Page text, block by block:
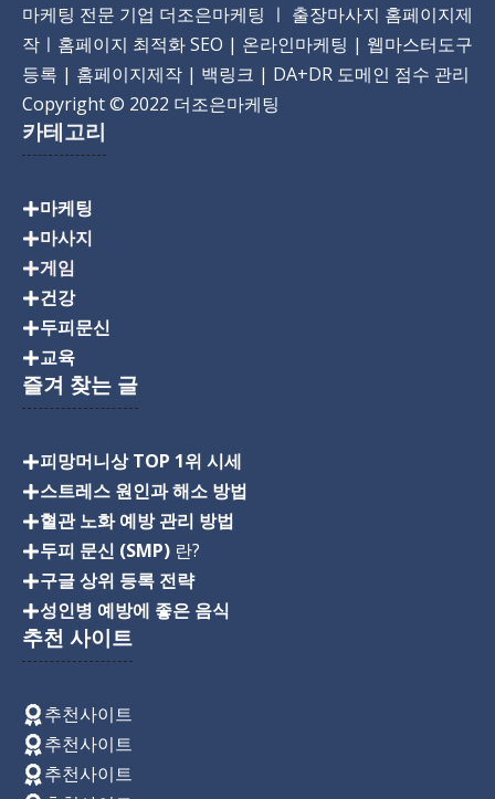
마케팅 전문 기업 더조은마케팅 ㅣ 출장마사지 홈페이지제
작ㅣ홈페이지 최적화 SEO | 온라인마케팅 | 웹마스터도구
등록 | 홈페이지제작 | 백링크 | DA+DR 도메인 점수 관리
Copyright© 2022 더조은마케팅
카테고리
마케팅
마사지
게임
건강
두피문신
교육
즐겨 찾는 글
피망머니상 TOP 1위 시세
스트레스 원인과 해소 방법
혈관 노화 예방 관리 방법
두피 문신 (SMP) 란?
구글 상위 등록 전략
성인병 예방에 좋은 음식
추천 사이트
추천사이트
추천사이트
추천사이트